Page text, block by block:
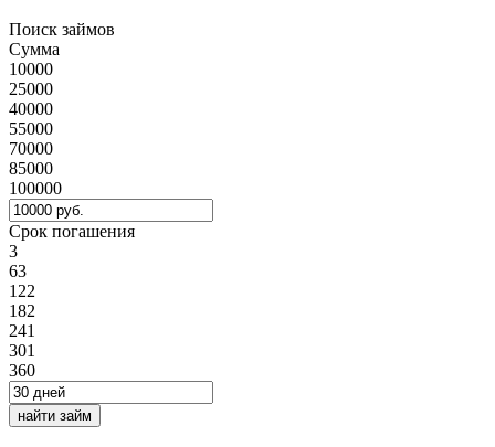
Поиск займов
Сумма
10000
25000
40000
55000
70000
85000
100000
Срок погашения
3
63
122
182
241
301
360
найти займ